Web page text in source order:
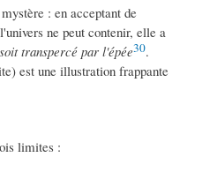
: en acceptant de
ne peut contenir, elle a
transpercé par l'épée30.
est une illustration frappante
limites :